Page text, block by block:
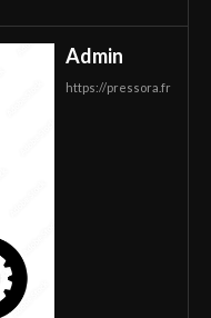
Admin
https://pressora.fr